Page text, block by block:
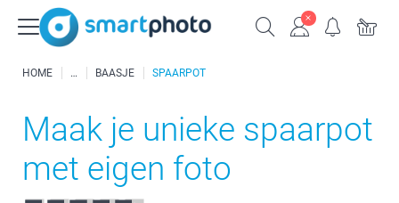
HOME BAASJE SPAARPOT
Maak je unieke spaarpot
met eigen foto